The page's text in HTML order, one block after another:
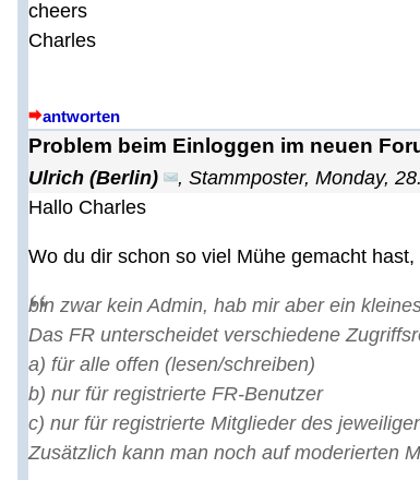
cheers
Charles
antworten
Problem beim Einloggen im neuen
Ulrich (Berlin) , Stammposter, Monday,
Hallo Charles
Wo du dir schon so viel Mühe gemacht
bin zwar kein Admin, hab mir aber ein
Das FR unterscheidet verschiedene
a) für alle offen (lesen/schreiben)
b) nur für registrierte FR-Benutzer
c) nur für registrierte Mitglieder des
Zusätzlich kann man noch auf moderierten